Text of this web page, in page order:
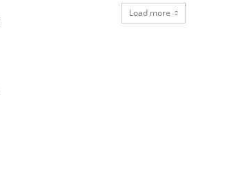
Load more